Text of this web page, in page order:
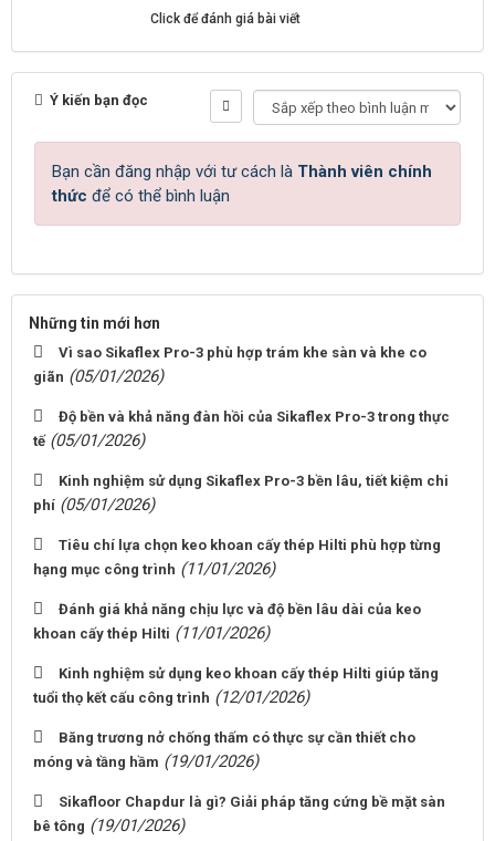
Click để đánh giá bài viết
Ý kiến bạn đọc
Bạn cần đăng nhập với tư cách là Thành viên chính
thức để có thể bình luận
Những tin mới hơn
Vì sao Sikaflex Pro-3 phù hợp trám khe sàn và khe co
giãn (05/01/2026)
Độ bền và khả năng đàn hồi của Sikaflex Pro-3 trong thực
tế (05/01/2026)
Kinh nghiệm sử dụng Sikaflex Pro-3 bền lâu, tiết kiệm chi
phí (05/01/2026)
Tiêu chí lựa chọn keo khoan cấy thép Hilti phù hợp từng
hạng mục công trình (11/01/2026)
Đánh giá khả năng chịu lực và độ bền lâu dài của keo
khoan cấy thép Hilti (11/01/2026)
Kinh nghiệm sử dụng keo khoan cấy thép Hilti giúp tăng
tuổi thọ kết cấu công trình (12/01/2026)
Băng trương nở chống thấm có thực sự cần thiết cho
móng và tầng hầm (19/01/2026)
Sikafloor Chapdur là gì? Giải pháp tăng cứng bề mặt sàn
bê tông (19/01/2026)